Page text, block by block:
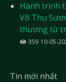
Hành trình
Võ Thu
thương từ
359 10-05-
Tin mới nhất